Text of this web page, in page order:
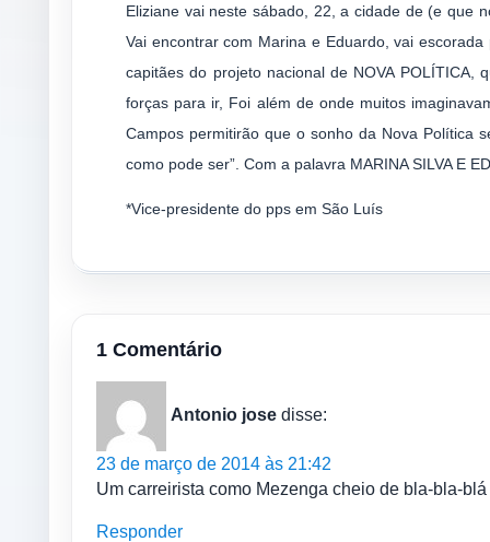
Eliziane vai neste sábado, 22, a cidade de (e que
Vai encontrar com Marina e Eduardo, vai
capitães do projeto nacional de NOVA
forças para ir, Foi além de onde muitos
Campos permitirão que o sonho da Nova Política
como pode ser”. Com a palavra MARINA SILVA E
*Vice-presidente do pps em São Luís
1 Comentário
Antonio jose disse:
23 de março de 2014 às 21:42
Um carreirista como Mezenga cheio de bla-bla-
Responder